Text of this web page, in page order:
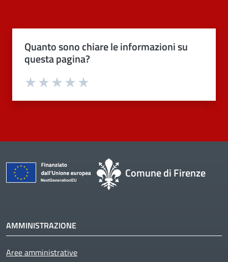
Quanto sono chiare le informazioni su
questa pagina?
Valuta 4 stelle su 5
Valuta 3 stelle su 5
Valuta 2 stelle su 5
Valuta 1 stelle su 5
Comune di Firenze
AMMINISTRAZIONE
Aree amministrative